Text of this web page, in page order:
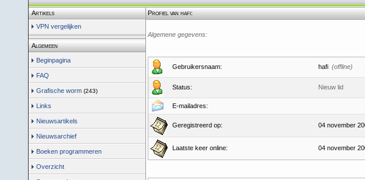
Artikels
VPN vergelijken
Algemeen
Beginpagina
FAQ
Grafische worm (243)
Links
Nieuwsartikels
Nieuwsarchief
Boeken programmeren
Overzicht
Profiel van hafi:
Algemene gegevens:
Gebruikersnaam: hafi (offline)
Status: Nieuw lid
E-mailadres:
Geregistreerd op: 04 november
Laatste keer online: 04 november